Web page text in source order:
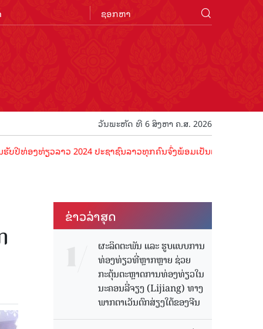
ວັນພະຫັດ ທີ 6 ສິງຫາ ຄ.ສ. 2026
ງທ່ຽວລາວ 2024 ປະຊາຊົນລາວທຸກຄົນຈົ່ງພ້ອມເປັນເຈົ້າພາບທີ່ດີ ຕ້ອນຮັ
ຂ່າວ​ລ່າ​ສຸດ
ຜະລິດຕະພັນ ແລະ ຮູບແບບການ
ທ່ອງທ່ຽວທີ່ຫຼາກຫຼາຍ ຊ່ວຍ
ກະຕຸ້ນຕະຫຼາດການທ່ອງທ່ຽວໃນ
ນະຄອນລີ່ຈຽງ (Lijiang) ທາງ
ພາກຕາເວັນຕົກສ່ຽງໃຕ້ຂອງຈີນ